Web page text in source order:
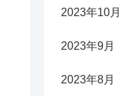
2023年10月
2023年9月
2023年8月